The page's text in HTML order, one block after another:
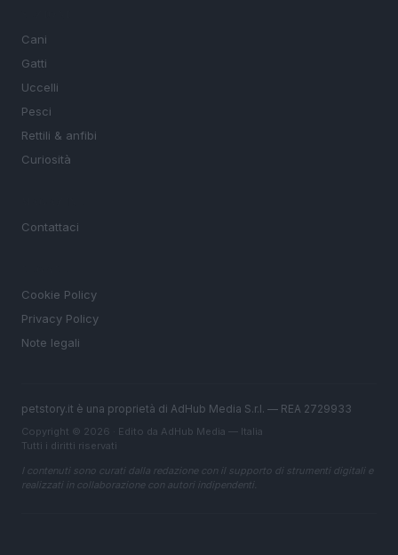
Cani
Gatti
Uccelli
Pesci
Rettili & anfibi
Curiosità
Contattaci
Cookie Policy
Privacy Policy
Note legali
petstory.it è una proprietà di AdHub Media S.r.l. — REA 2729933
Copyright © 2026 · Edito da AdHub Media — Italia
Tutti i diritti riservati
I contenuti sono curati dalla redazione con il supporto di strumenti digitali e
realizzati in collaborazione con autori indipendenti.